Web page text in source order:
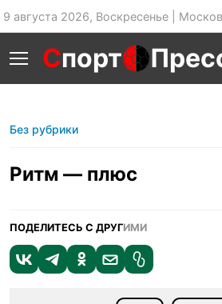
9 августа 2026, Воскресенье |
Спорт
Без рубрики
Ритм — плюс
ПОДЕЛИТЕСЬ С ДРУГИМИ